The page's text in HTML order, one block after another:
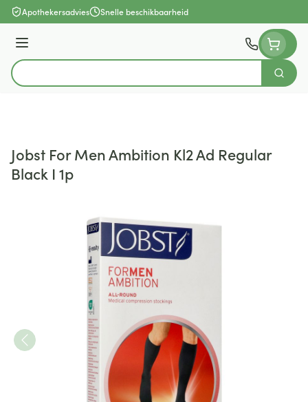
Ga naar de inhoud
Apothekersadvies Snelle beschikbaarheid
Menu
Product, merk, categorie...
Zoek
Jobst For Men Ambition Kl2 Ad Regular
Black I 1p